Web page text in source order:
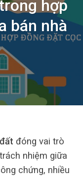
hợp
bán nhà
đóng vai trò
nhiệm giữa
chứng, nhiều